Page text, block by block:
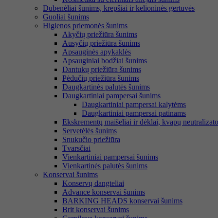
Dubenėliai šunims, krepšiai ir kelioninės gertuvės
Guoliai šunims
Higienos priemonės šunims
Akyčių priežiūra šunims
Ausyčių priežiūra šunims
Apsauginės apykaklės
Apsauginiai bodžiai šunims
Dantukų priežiūra šunims
Pėdučių priežiūra šunims
Daugkartinės palutės šunims
Daugkartiniai pampersai šunims
Daugkartiniai pampersai kalytėms
Daugkartiniai pampersai patinams
Ekskrementų maišeliai ir dėklai, kvapų
Servetėlės šunims
Snukučio priežiūra
Tvarsčiai
Vienkartiniai pampersai šunims
Vienkartinės palutės šunims
Konservai šunims
Konservų dangteliai
Advance konservai šunims
BARKING HEADS konservai šunims
Brit konservai šunims